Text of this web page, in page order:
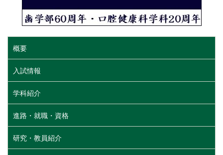
概要
入試情報
学科紹介
進路・就職・資格
研究・教員紹介